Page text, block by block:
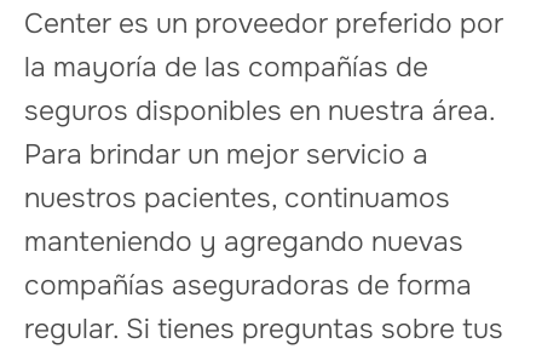
Center es un proveedor preferido por
la mayoría de las compañías de
seguros disponibles en nuestra área.
Para brindar un mejor servicio a
nuestros pacientes, continuamos
manteniendo y agregando nuevas
compañías aseguradoras de forma
regular. Si tienes preguntas sobre tus